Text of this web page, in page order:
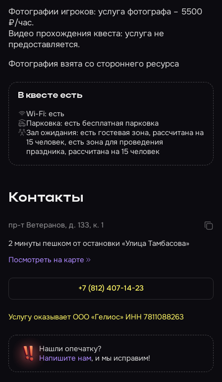
Фотографии игроков: услуга фотографа – 5500
₽/час.
Видео прохождения квеста: услуга не
предоставляется.
Фотография взята со стороннего ресурса
В квесте есть
Wi-Fi: есть
Парковка: есть бесплатная парковка
Зал ожидания: есть гостевая зона, рассчитана на
15 человек, есть зона для проведения
праздника, рассчитана на 15 человек
Контакты
пр-т Ветеранов, д. 133, к. 1
2 минуты пешком от остановки «Улица Тамбасова»
Посмотреть на карте
+7 (812) 407-14-23
Услугу оказывает ООО «Гелиос» ИНН 7811088263
Нашли опечатку?
Напишите нам, и мы исправим!